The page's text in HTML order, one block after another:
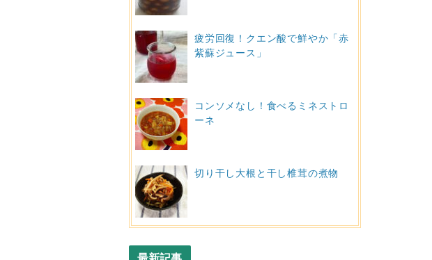
疲労回復！クエン酸で鮮やか「赤
紫蘇ジュース」
コンソメなし！食べるミネストロ
ーネ
切り干し大根と干し椎茸の煮物